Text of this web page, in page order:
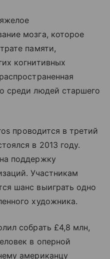
мозга, которое
памяти,
когнитивных
среди людей старшего
проводится в третий
в 2013 году.
поддержку
Участникам
шанс выиграть одно
художника.
собрать £4,8 млн,
в оперной
американцу